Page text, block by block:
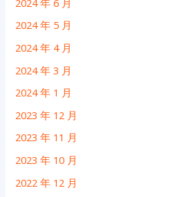
2024 年 5 月
2024 年 4 月
2024 年 3 月
2024 年 1 月
2023 年 12 月
2023 年 11 月
2023 年 10 月
2022 年 12 月